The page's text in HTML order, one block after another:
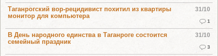
31/10
1
Таганрогский вор-рецидивист похитил из квартиры
монитор для компьютера
31/10
3
В День народного единства в Таганроге состоится
семейный праздник